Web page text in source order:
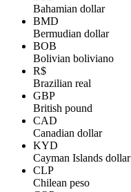
Bahamian dollar
BMD
Bermudian dollar
BOB
Bolivian boliviano
R$
Brazilian real
GBP
British pound
CAD
Canadian dollar
KYD
Cayman Islands dollar
CLP
Chilean peso